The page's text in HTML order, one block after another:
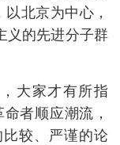
北京为中心，
义的先进分子群
大家才有所指
者顺应潮流，
较、严谨的论